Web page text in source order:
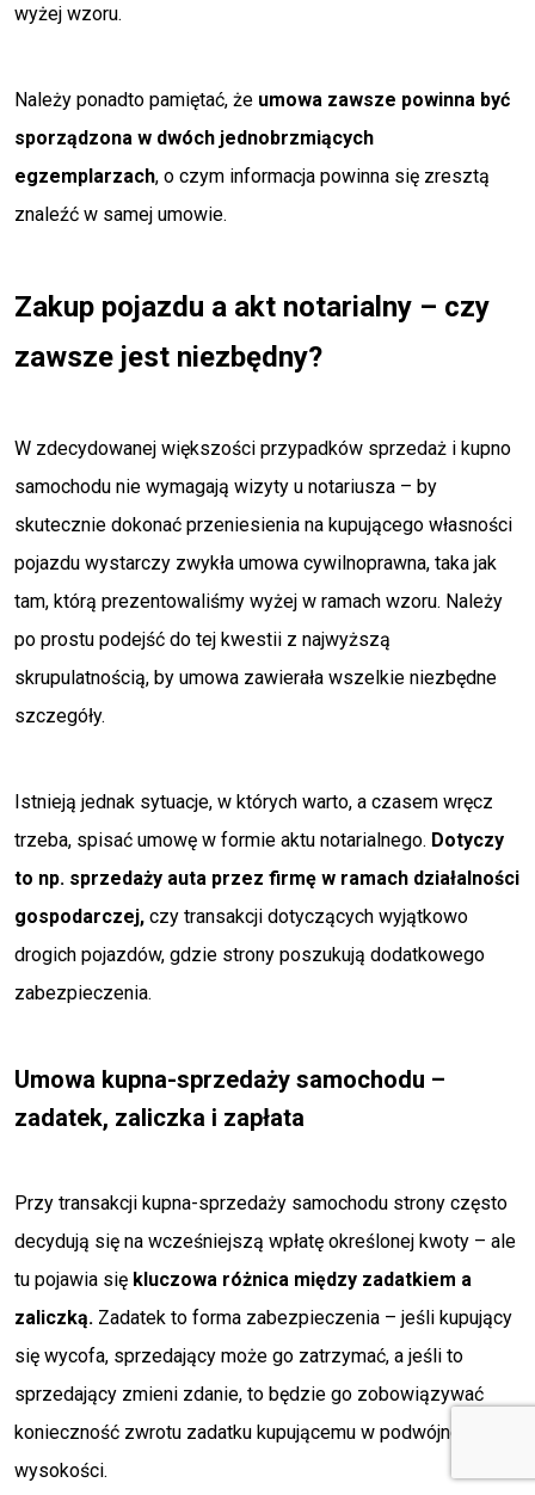
wyżej wzoru.
Należy ponadto pamiętać, że umowa zawsze powinna być
sporządzona w dwóch jednobrzmiących
egzemplarzach, o czym informacja powinna się zresztą
znaleźć w samej umowie.
Zakup pojazdu a akt notarialny – czy
zawsze jest niezbędny?
W zdecydowanej większości przypadków sprzedaż i kupno
samochodu nie wymagają wizyty u notariusza – by
skutecznie dokonać przeniesienia na kupującego własności
pojazdu wystarczy zwykła umowa cywilnoprawna, taka jak
tam, którą prezentowaliśmy wyżej w ramach wzoru. Należy
po prostu podejść do tej kwestii z najwyższą
skrupulatnością, by umowa zawierała wszelkie niezbędne
szczegóły.
Istnieją jednak sytuacje, w których warto, a czasem wręcz
trzeba, spisać umowę w formie aktu notarialnego. Dotyczy
to np. sprzedaży auta przez firmę w ramach działalności
gospodarczej, czy transakcji dotyczących wyjątkowo
drogich pojazdów, gdzie strony poszukują dodatkowego
zabezpieczenia.
Umowa kupna-sprzedaży samochodu –
zadatek, zaliczka i zapłata
Przy transakcji kupna-sprzedaży samochodu strony często
decydują się na wcześniejszą wpłatę określonej kwoty – ale
tu pojawia się kluczowa różnica między zadatkiem a
zaliczką. Zadatek to forma zabezpieczenia – jeśli kupujący
się wycofa, sprzedający może go zatrzymać, a jeśli to
sprzedający zmieni zdanie, to będzie go zobowiązywać
konieczność zwrotu zadatku kupującemu w podwójnej
wysokości.